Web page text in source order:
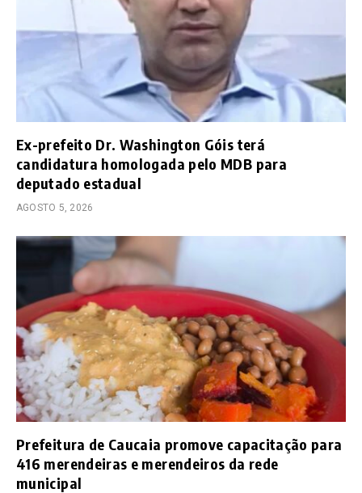
Ex-prefeito Dr. Washington Góis terá
candidatura homologada pelo MDB para
deputado estadual
AGOSTO 5, 2026
Prefeitura de Caucaia promove capacitação para
416 merendeiras e merendeiros da rede
municipal